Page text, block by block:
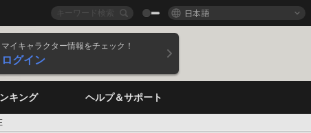
日本語
マイキャラクター情報をチェック！
ログイン
キング ヘルプ＆サポート